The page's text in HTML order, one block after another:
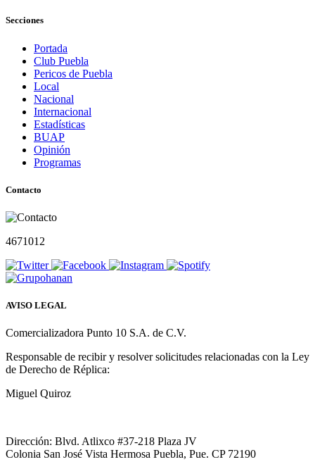
Secciones
Portada
Club Puebla
Pericos de Puebla
Local
Nacional
Internacional
Estadísticas
BUAP
Opinión
Programas
Contacto
4671012
AVISO LEGAL
Comercializadora Punto 10 S.A. de C.V.
Responsable de recibir y resolver solicitudes relacionadas con la Ley
de Derecho de Réplica:
Miguel Quiroz
Dirección: Blvd. Atlixco #37-218 Plaza JV
Colonia San José Vista Hermosa Puebla, Pue. CP 72190